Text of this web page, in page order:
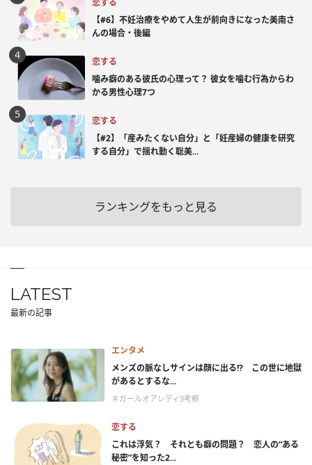
【#6】不妊治療をやめて人生が前向きになった美南さ
んの場合・後編
恋する
噛み癖のある彼氏の心理って？ 彼女を噛む行為からわ
かる男性心理7つ
恋する
【#2】「産みたくない自分」と「妊産婦の健康を研究
する自分」で揺れ動く聡美...
ランキングをもっと見る
LATEST
最新の記事
エンタメ
メンズの脈なしサインは顔に出る!? この世に地獄
があるとするな...
＃ガールオアレディ3考察
恋する
これは浮気？ それとも癖の問題？ 恋人の“ある
秘密”を知った2...